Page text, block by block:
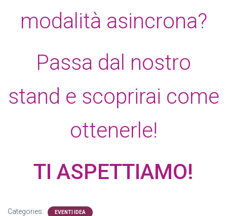
modalità asincrona?
Passa dal nostro
stand e scoprirai come
ottenerle!
TI ASPETTIAMO!
Categories: EVENTI IDEA